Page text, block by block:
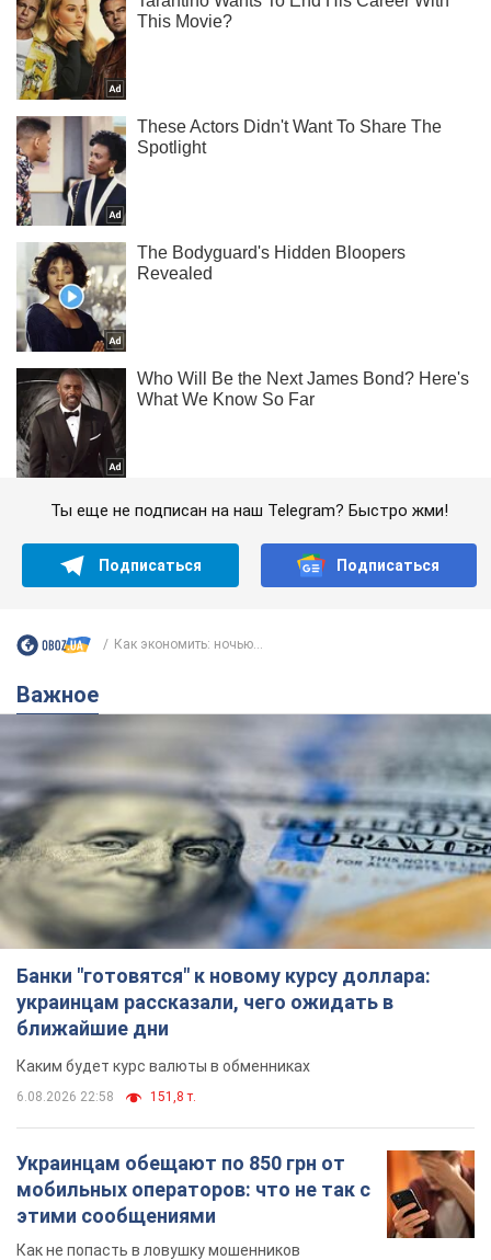
Ты еще не подписан на наш Telegram? Быстро жми!
Подписаться Подписаться
Как экономить: ночью...
Важное
Банки "готовятся" к новому курсу доллара:
украинцам рассказали, чего ожидать в
ближайшие дни
Каким будет курс валюты в обменниках
6.08.2026 22:58 151,8 т.
Украинцам обещают по 850 грн от
мобильных операторов: что не так с
этими сообщениями
Как не попасть в ловушку мошенников